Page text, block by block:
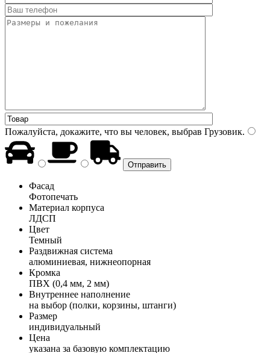
Пожалуйста, докажите, что вы человек, выбрав Грузовик.
Фасад
Фотопечать
Материал корпуса
ЛДСП
Цвет
Темный
Раздвижная система
алюминиевая, нижнеопорная
Кромка
ПВХ (0,4 мм, 2 мм)
Внутреннее наполнение
на выбор (полки, корзины, штанги)
Размер
индивидуальный
Цена
указана за базовую комплектацию